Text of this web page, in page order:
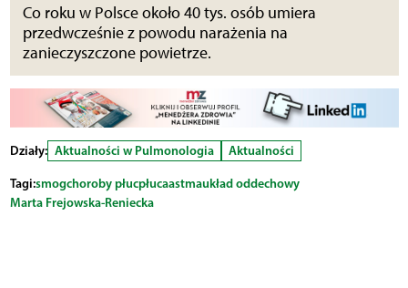
Co roku w Polsce około 40 tys. osób umiera
przedwcześnie z powodu narażenia na
zanieczyszczone powietrze.
Działy: Aktualności w Pulmonologia
Aktualności
Tagi:smogchoroby płucpłucaastmaukład oddechowy
Marta Frejowska-Reniecka